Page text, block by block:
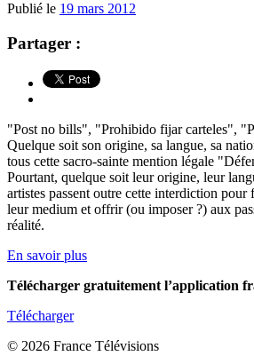
Publié le 19 mars 2012
Partager :
"Post no bills", "Prohibido fijar carteles",
Quelque soit son origine, sa langue, sa
tous cette sacro-sainte mention légale
Pourtant, quelque soit leur origine, leur
artistes passent outre cette interdiction pour
leur medium et offrir (ou imposer ?) aux
réalité.
En savoir plus
Télécharger gratuitement l’application
Télécharger
© 2026 France Télévisions